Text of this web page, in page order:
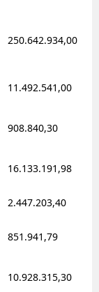
250.642.934,00
11.492.541,00
908.840,30
16.133.191,98
2.447.203,40
851.941,79
10.928.315,30